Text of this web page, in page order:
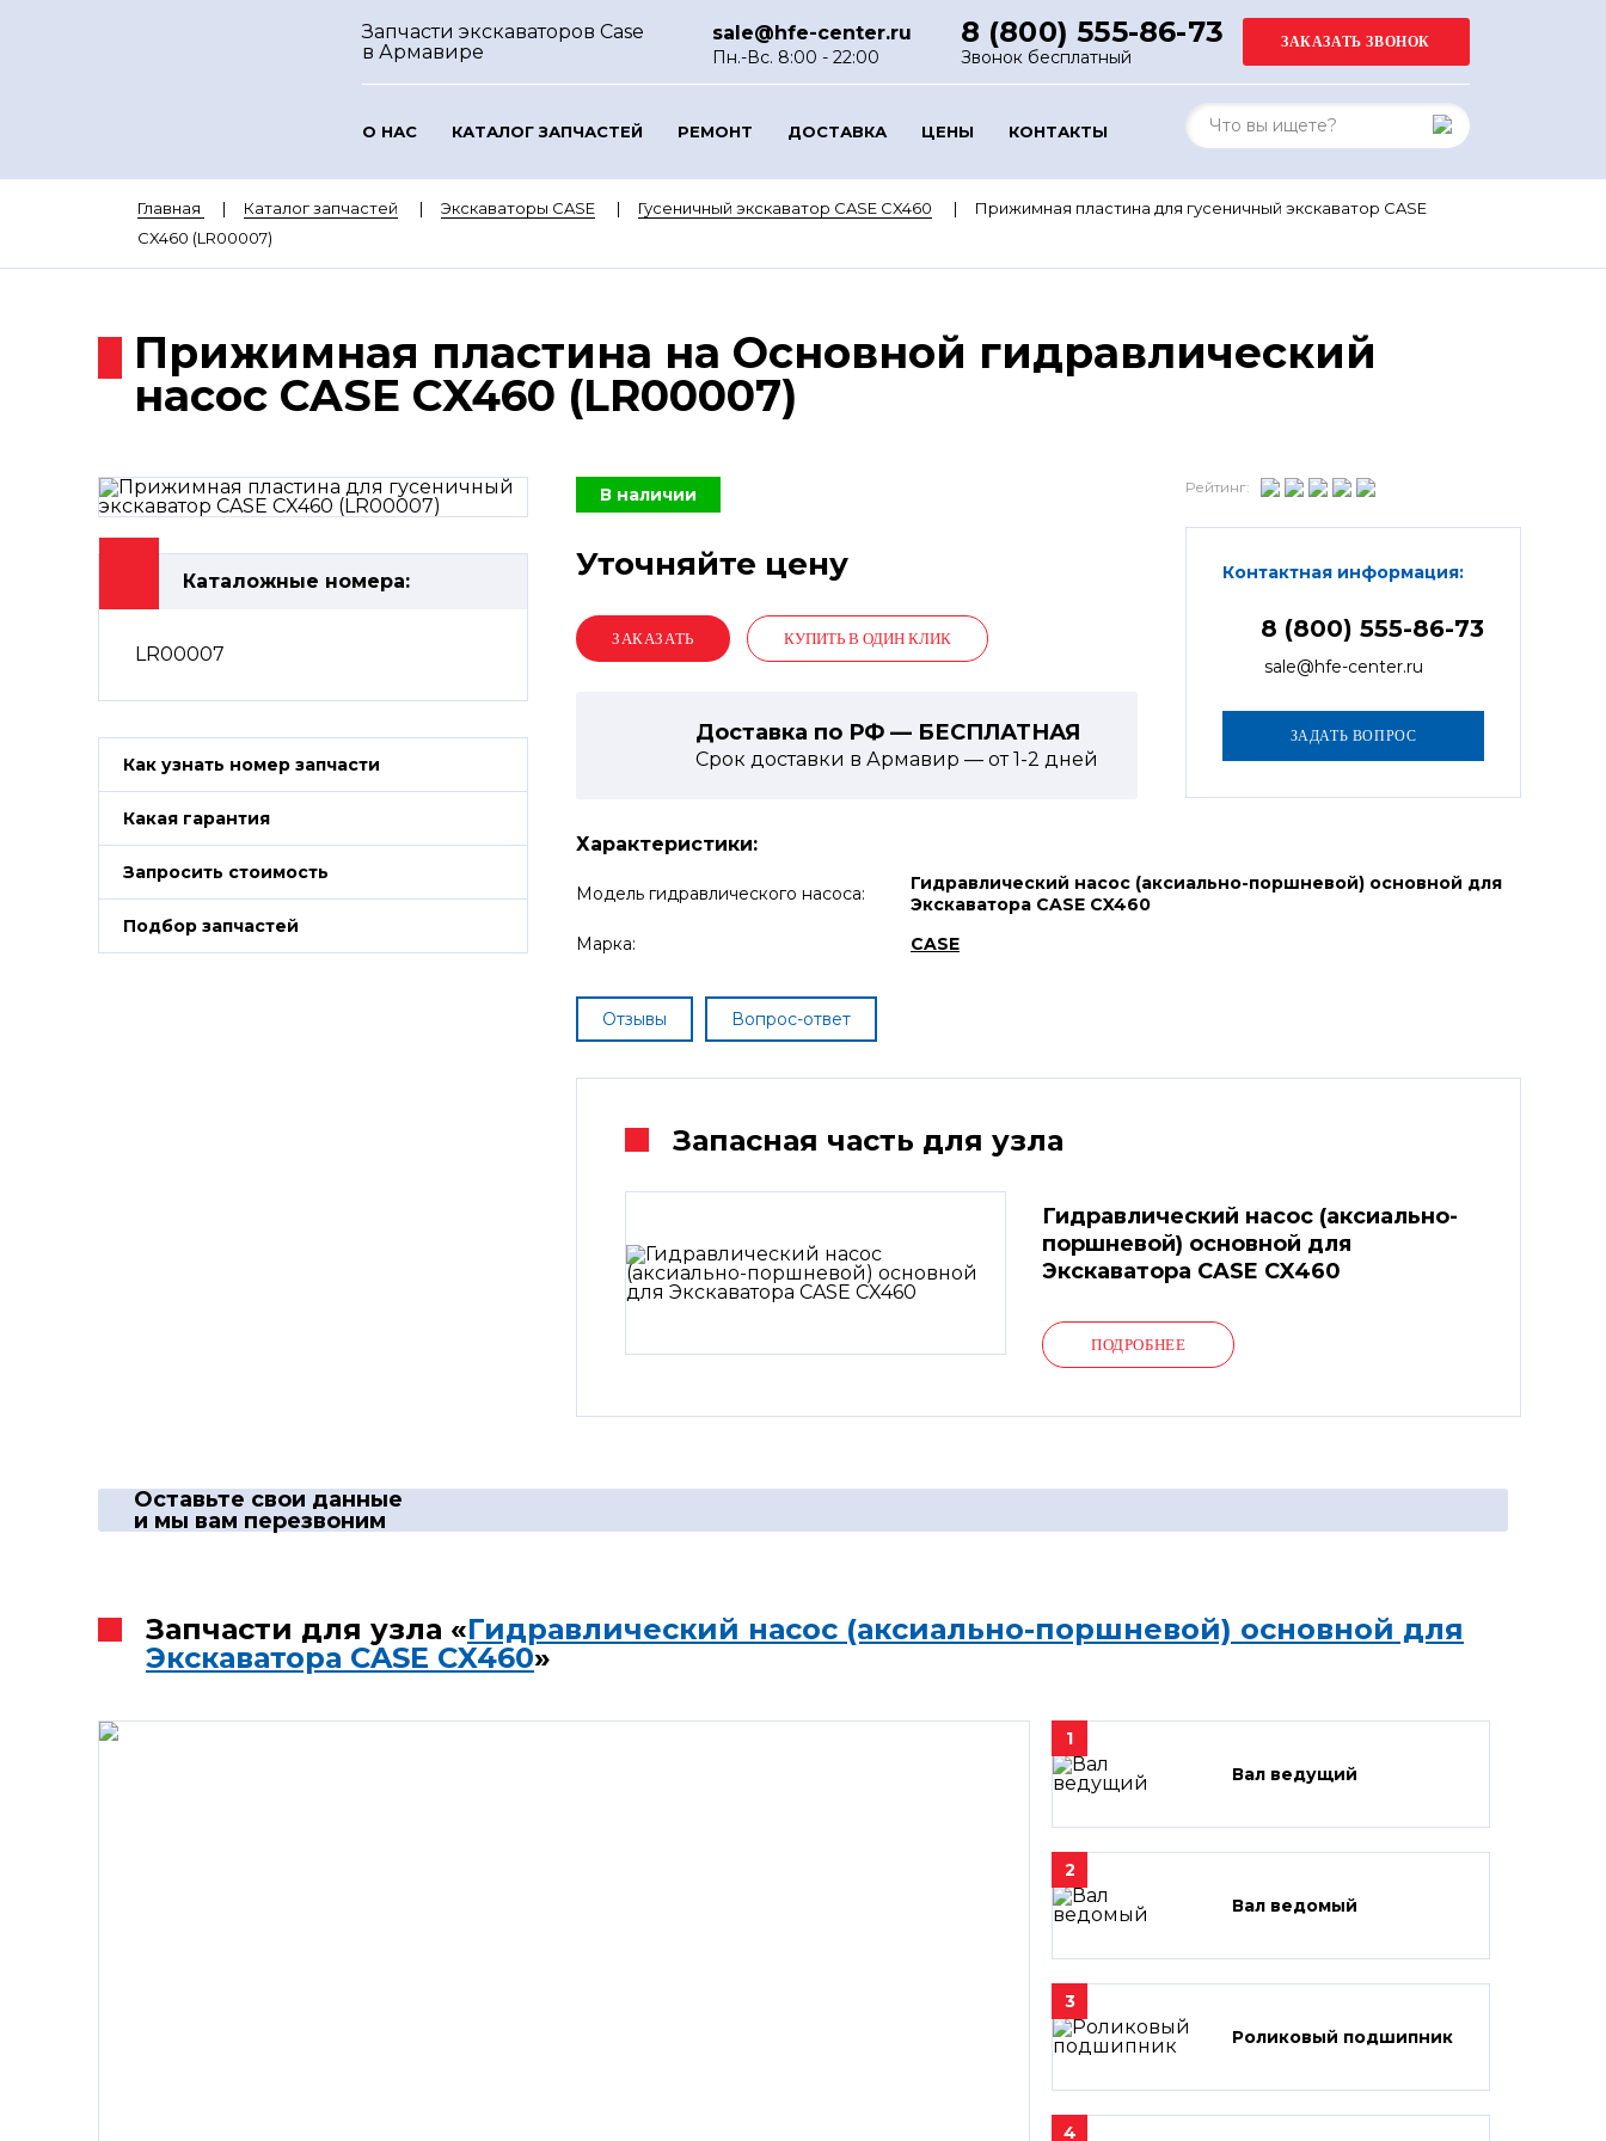
Запчасти экскаваторов Case
в Армавире
sale@hfe-center.ru
Пн.-Вс. 8:00 - 22:00
8 (800) 555-86-73
Звонок бесплатный
О НАС КАТАЛОГ ЗАПЧАСТЕЙ РЕМОНТ ДОСТАВКА ЦЕНЫ КОНТАКТЫ
Главная Каталог запчастей Экскаваторы CASE Гусеничный экскаватор CASE CX460
Прижимная пластина для гусеничный экскаватор CASE
CX460 (LR00007)
Прижимная пластина на Основной гидравлический
насос CASE CX460 (LR00007)
Каталожные номера:
LR00007
Как узнать номер запчасти
Какая гарантия
Запросить стоимость
Подбор запчастей
В наличии
Уточняйте цену
КУПИТЬ В ОДИН КЛИК
Доставка по РФ — БЕСПЛАТНАЯ
Срок доставки в Армавир — от1-2 дней
Рейтинг:
Контактная информация:
8 (800) 555-86-73
sale@hfe-center.ru
Характеристики:
Модель гидравлического насоса:
Гидравлический насос (аксиально-поршневой) основной для
Экскаватора CASE CX460
Марка:
CASE
Отзывы Вопрос-ответ
Запасная часть для узла
Гидравлический насос (аксиально-
поршневой) основной для
Экскаватора CASE CX460
ПОДРОБНЕЕ
Оставьте свои данные
и мы вам перезвоним
Запчасти для узла «Гидравлический насос (аксиально-поршневой) основной для
Экскаватора CASE CX460»
1
Вал ведущий
2
Вал ведомый
3
Роликовый подшипник
4